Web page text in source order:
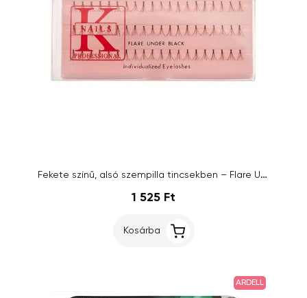
Fekete színű, alsó szempilla tincsekben – Flare Under Black
1 525 Ft
Kosárba
ARDELL